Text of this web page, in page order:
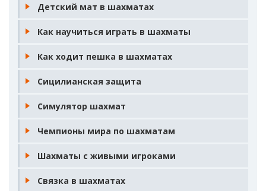
Детский мат в шахматах
Как научиться играть в шахматы
Как ходит пешка в шахматах
Сицилианская защита
Симулятор шахмат
Чемпионы мира по шахматам
Шахматы с живыми игроками
Связка в шахматах